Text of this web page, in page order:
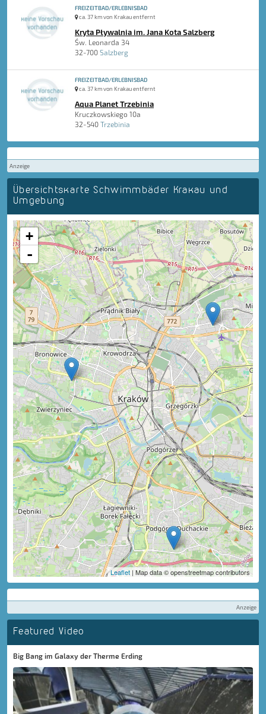
FREIZEITBAD/ERLEBNISBAD
ca. 37 km von Krakau entfernt
Kryta Pływalnia im. Jana Kota Salzberg
Św. Leonarda 34
32-700 Salzberg
FREIZEITBAD/ERLEBNISBAD
ca. 37 km von Krakau entfernt
Aqua Planet Trzebinia
Kruczkowskiego 10a
32-540 Trzebinia
Anzeige
Übersichtskarte Schwimmbäder Krakau und
Umgebung
+
-
Leaflet | Map data © openstreetmap contributors
Anzeige
Featured Video
Big Bang im Galaxy der Therme Erding